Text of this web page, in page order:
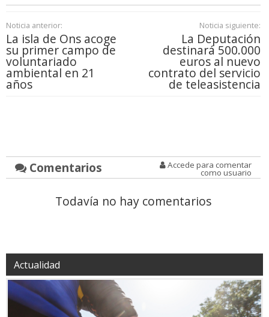
Noticia anterior:
La isla de Ons acoge
su primer campo de
voluntariado
ambiental en 21
años
Noticia siguiente:
La Deputación
destinará 500.000
euros al nuevo
contrato del servicio
de teleasistencia
Comentarios Accede para comentar
como usuario
Todavía no hay comentarios
Actualidad